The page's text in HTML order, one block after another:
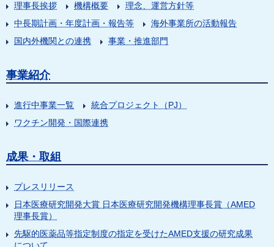
理事長挨拶 機構概要
理念、運営方針等
中長期計画・年度計画・報告等
海外事業所の活動報告
国内外機関との連携
事業・推進部門
事業紹介
進行中事業一覧
統合プロジェクト（PJ）
ワクチン開発・国際連携
成果・取組
プレスリリース
日本医療研究開発大賞 日本医療研究開発機構理事長賞（AMED
理事長賞）
先駆的医薬品等指定制度の指定を受けたAMED支援の研究成果